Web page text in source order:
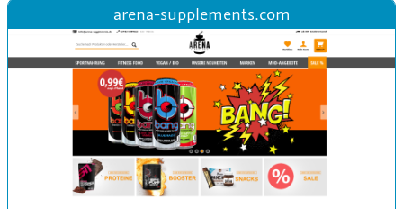
arena-supplements.com